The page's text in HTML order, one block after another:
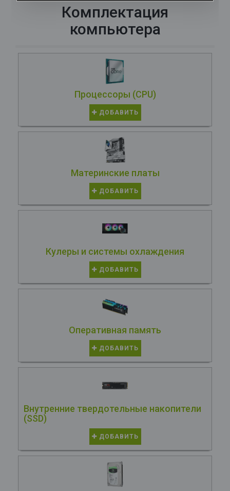
Комплектация
компьютера
Процессоры (CPU)
ДОБАВИТЬ
Материнские платы
ДОБАВИТЬ
Кулеры и системы охлаждения
ДОБАВИТЬ
Оперативная память
ДОБАВИТЬ
Внутренние твердотельные накопители
(SSD)
ДОБАВИТЬ